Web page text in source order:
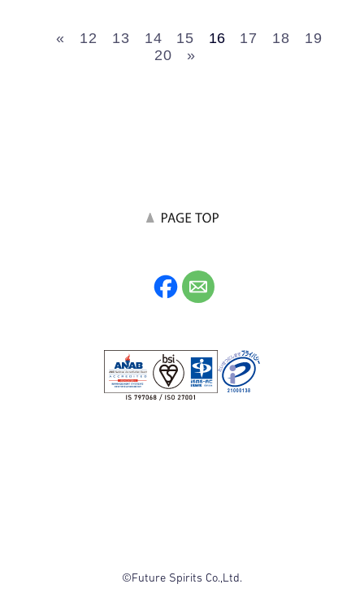
« 12 13 14 15 16 17 18
19
20
»
©Future Spirits Co.,Ltd.